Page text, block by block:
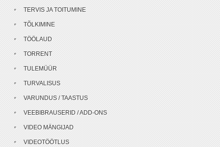
TERVIS JA TOITUMINE
TÕLKIMINE
TÖÖLAUD
TORRENT
TULEMÜÜR
TURVALISUS
VARUNDUS / TAASTUS
VEEBIBRAUSERID / ADD-ONS
VIDEO MÄNGIJAD
VIDEOTÖÖTLUS